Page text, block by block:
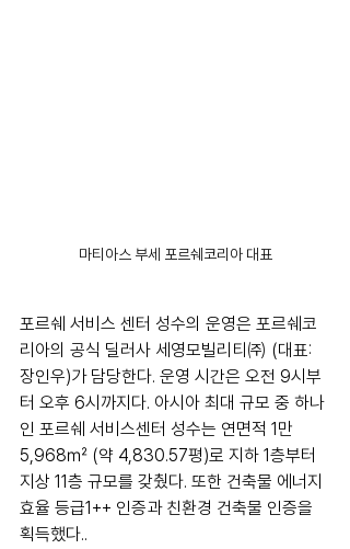
마티아스 부세 포르쉐코리아 대표
포르쉐 서비스 센터 성수의 운영은 포르쉐코
리아의 공식 딜러사 세영모빌리티㈜ (대표:
장인우)가 담당한다. 운영 시간은 오전 9시부
터 오후 6시까지다. 아시아 최대 규모 중 하나
인 포르쉐 서비스센터 성수는 연면적 1만
5,968㎡ (약 4,830.57평)로 지하 1층부터
지상 11층 규모를 갖췄다. 또한 건축물 에너지
효율 등급1++ 인증과 친환경 건축물 인증을
획득했다..